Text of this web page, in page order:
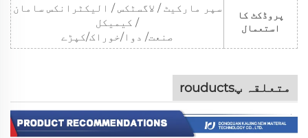
پروڈکٹ کا
استعمال
سپر مارکیٹ / لاگسٹکس / الیکٹرانکس سامان
/ کیمیکل
صنعت/ دوا/خوراک/کپڑے
متعلقہ پrouducts